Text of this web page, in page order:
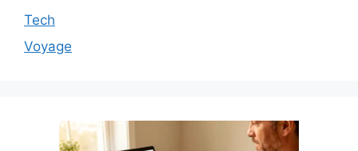
Tech
Voyage